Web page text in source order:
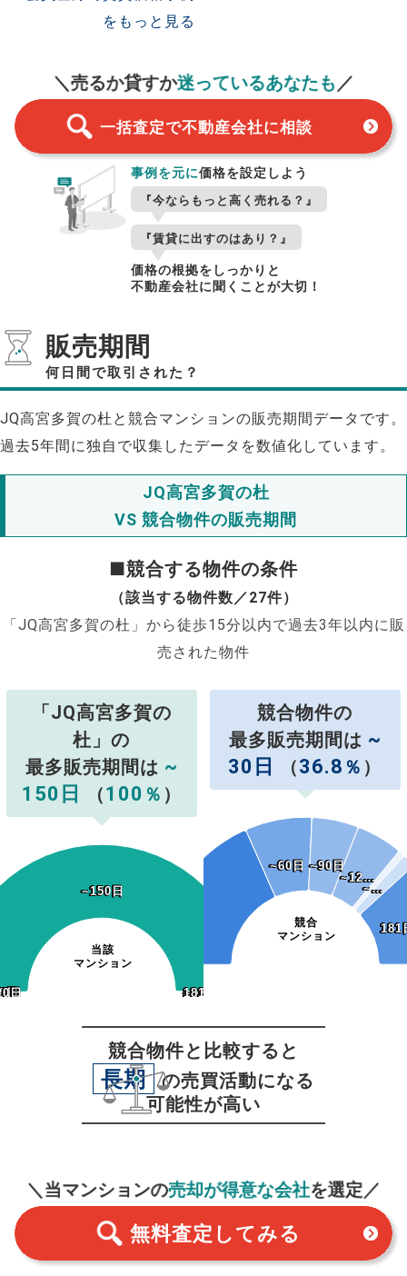
をもっと見る
＼売るか貸すか迷っているあなたも／
一括査定で不動産会社に相談
事例を元に価格を設定しよう
『今ならもっと高く売れる？』
『賃貸に出すのはあり？』
価格の根拠をしっかりと
不動産会社に聞くことが大切！
販売期間
何日間で取引された？
JQ高宮多賀の杜と競合マンションの販売期間データです。
過去5年間に独自で収集したデータを数値化しています。
JQ高宮多賀の杜
VS 競合物件の販売期間
■競合する物件の条件
（該当する物件数／27件）
「JQ高宮多賀の杜」から徒歩15分以内で過去3年以内に販
売された物件
「JQ高宮多賀の
杜」の
最多販売期間は ~
150日
（100 ％ ）
当該
マンション
日
日
日
日
日
日
日
日
~150日
~150日
~180日
~180日
181日~
181日~
競合物件の
最多販売期間は ~
30日
（36.8 ％ ）
競合
マンション
~60日
~60日 ~90日
~90日
~12…
~12…
~…
~…
181
181
競合物件と比較すると
長期
の売買活動になる
可能性が高い
＼当マンションの売却が得意な会社を選定／
無料査定 してみる